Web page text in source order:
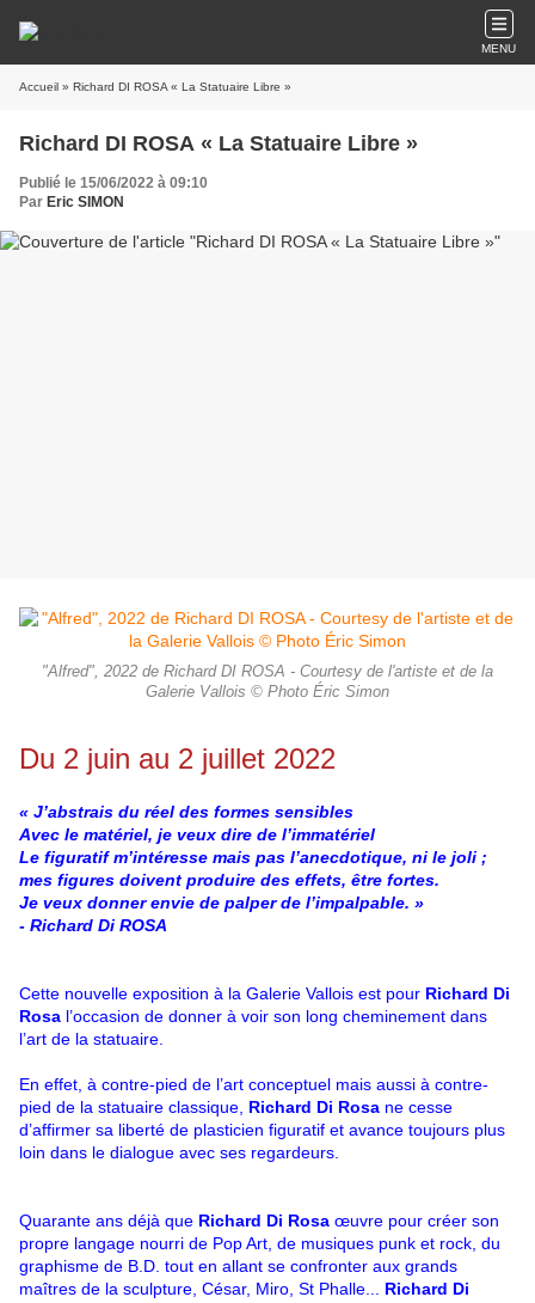
MENU
Accueil » Richard DI ROSA « La Statuaire Libre »
Richard DI ROSA « La Statuaire Libre »
Publié le 15/06/2022 à 09:10
Par Eric SIMON
"Alfred", 2022 de Richard DI ROSA - Courtesy de l'artiste et de la
Galerie Vallois © Photo Éric Simon
Du 2 juin au 2 juillet 2022
« J’abstrais du réel des formes sensibles
Avec le matériel, je veux dire de l’immatériel
Le figuratif m’intéresse mais pas l’anecdotique, ni le joli ;
mes figures doivent produire des effets, être fortes.
Je veux donner envie de palper de l’impalpable. »
- Richard Di ROSA
Cette nouvelle exposition à la Galerie Vallois est pour Richard Di
Rosa l’occasion de donner à voir son long cheminement dans
l’art de la statuaire.
En effet, à contre-pied de l’art conceptuel mais aussi à contre-
pied de la statuaire classique, Richard Di Rosa ne cesse
d’affirmer sa liberté de plasticien figuratif et avance toujours plus
loin dans le dialogue avec ses regardeurs.
Quarante ans déjà que Richard Di Rosa œuvre pour créer son
propre langage nourri de Pop Art, de musiques punk et rock, du
graphisme de B.D. tout en allant se confronter aux grands
maîtres de la sculpture, César, Miro, St Phalle... Richard Di